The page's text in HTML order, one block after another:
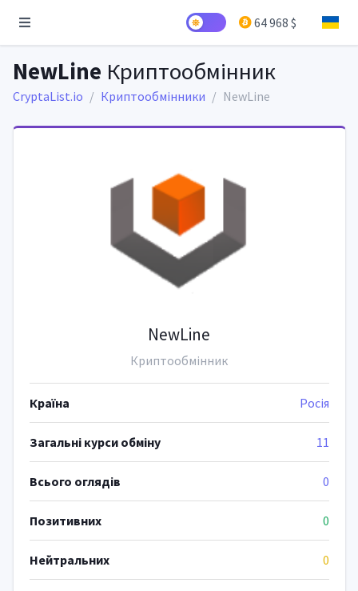
64 968 $
NewLine Криптообмінник
CryptaList.io Криптообмінники NewLine
NewLine
Криптообмінник
Країна Росія
Загальні курси обміну 11
Всього оглядів 0
Позитивних 0
Нейтральних 0